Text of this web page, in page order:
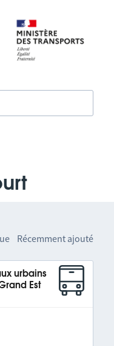
Récemment ajouté
urbains
Est